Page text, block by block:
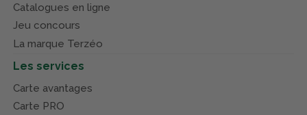
Catalogues en ligne
Jeu concours
La marque Terzéo
Les services
Carte avantages
Carte PRO